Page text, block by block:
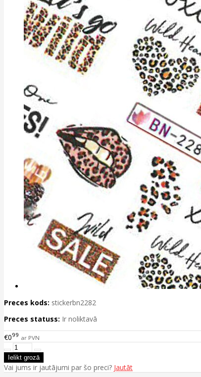
Preces kods: stickerbn2282
Preces statuss: Ir noliktavā
€099 ar PVN
Vai jums ir jautājumi par šo preci? Jautāt